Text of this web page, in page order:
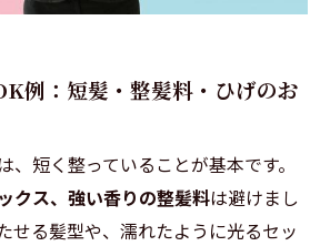
例：短髪・整髪料・ひげのお
、短く整っていることが基本です。
クス、強い香りの整髪料は避けまし
せる髪型や、濡れたように光るセッ